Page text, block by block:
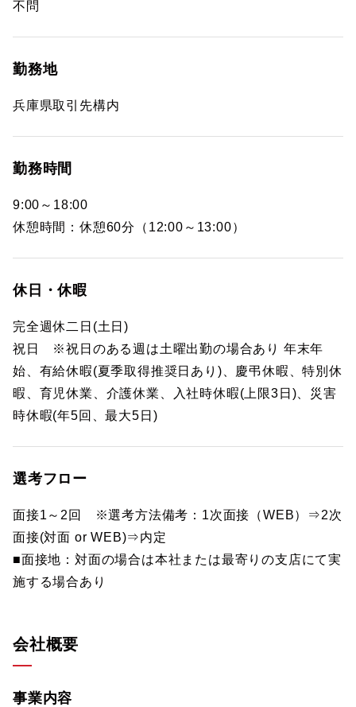
不問
勤務地
兵庫県取引先構内
勤務時間
9:00～18:00
休憩時間：休憩60分（12:00～13:00）
休日・休暇
完全週休二日(土日)
祝日 ※祝日のある週は土曜出勤の場合あり 年末年
始、有給休暇(夏季取得推奨日あり)、慶弔休暇、特別休
暇、育児休業、介護休業、入社時休暇(上限3日)、災害
時休暇(年5回、最大5日)
選考フロー
面接1～2回 ※選考方法備考：1次面接（WEB）⇒2次
面接(対面 or WEB)⇒内定
■面接地：対面の場合は本社または最寄りの支店にて実
施する場合あり
会社概要
事業内容